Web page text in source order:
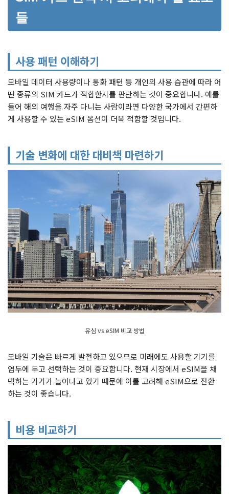
들
사용 패턴 이해하기
모바일 데이터 사용량이나 통화 패턴 등 개인의 사용 습관에 따라 어
떤 종류의 SIM 카드가 적합한지를 판단하는 것이 중요합니다. 예를
들어 해외 여행을 자주 다니는 사람이라면 다양한 국가에서 간편하
게 사용할 수 있는 eSIM 옵션이 더욱 적합할 것입니다.
기술 변화에 대한 대비책 마련하기
유심 vs eSIM 비교 방법
모바일 기술은 빠르게 발전하고 있으므로 미래에도 사용할 기기를
염두에 두고 선택하는 것이 중요합니다. 현재 시장에서 eSIM을 채
택하는 기기가 늘어나고 있기 때문에 이를 고려해 eSIM으로 전환
하는 것이 좋습니다.
비용 비교하기